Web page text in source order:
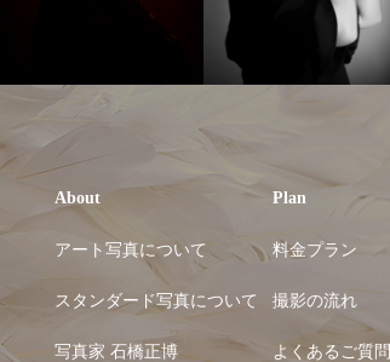
About
アート写真について
スタンダード写真について
写真家 石橋正博
Plan
料金プラン
撮影の流れ
よくあるご質問